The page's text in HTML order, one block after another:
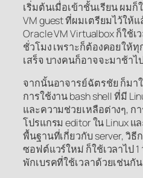
เริ่มต้นเมื่อเข้าชั้นเรียน ผม
VM guest ที่ผมเตรียมไว้ให้
Oracle VM Virtualbox ก็ใช้เ
ชั่วโมง เพราะก็ต้องคอยให้
เสร็จ บางคนก็อาจจะมาช้า
จากนั้นอาจารย์ฉัตรชัย ก็มา
การใช้งาน bash shell ที่มี
และความช่วยเหลือต่างๆ, ก
โปรแกรม editor ใน Linux แ
พื้นฐานที่เกี่ยวกับ server, วิธี
ซอฟต์แวร์ใหม่ ก็ใช้เวลาไป
พักเบรคที่ใช้เวลาด้วยเช่นกัน